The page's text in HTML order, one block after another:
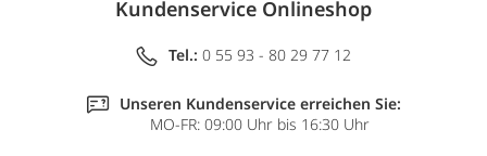
Kundenservice Onlineshop
Tel.: 0 55 93 - 80 29 77 12
Unseren Kundenservice erreichen Sie:
MO-FR: 09:00 Uhr bis 16:30 Uhr